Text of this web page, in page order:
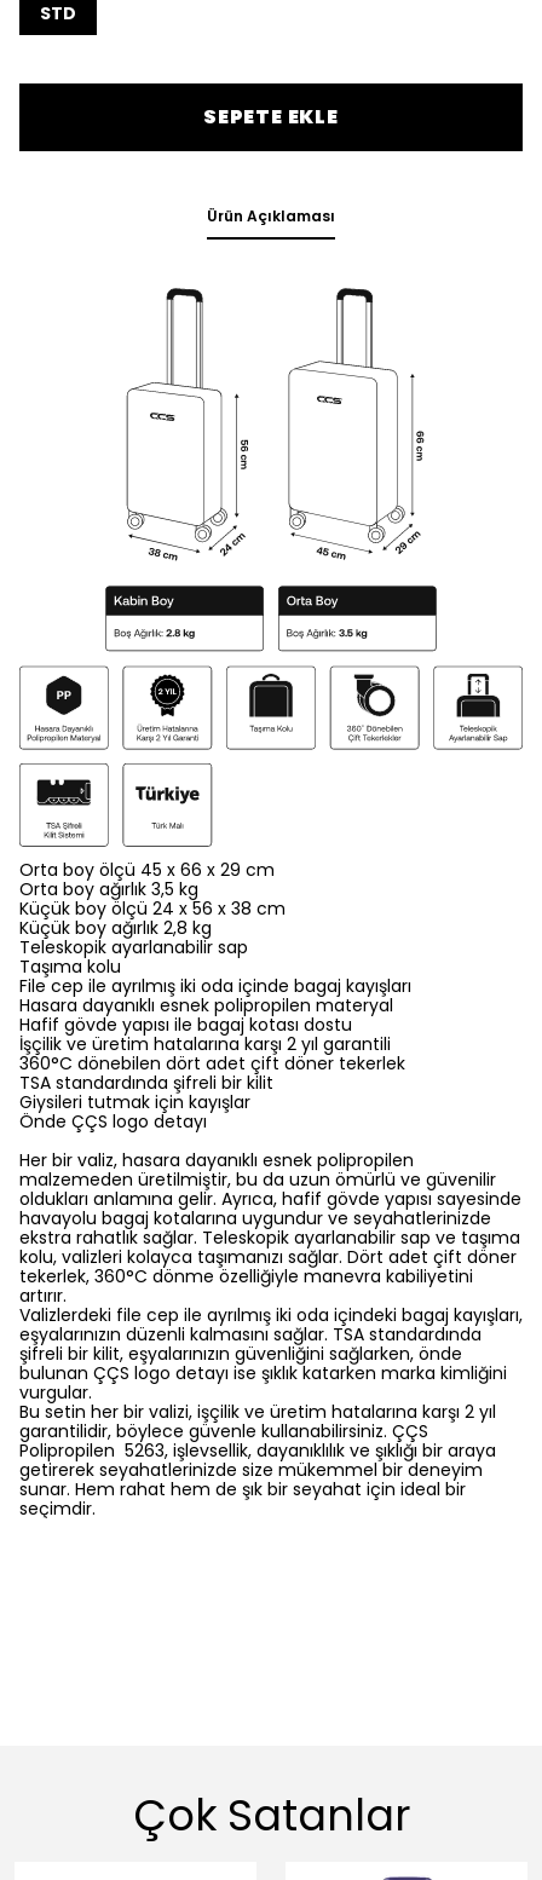
STD
SEPETE EKLE
Ürün Açıklaması
Orta boy ölçü 45 x 66 x 29 cm
Orta boy ağırlık 3,5 kg
Küçük boy ölçü 24 x 56 x 38 cm
Küçük boy ağırlık 2,8 kg
Teleskopik ayarlanabilir sap
Taşıma kolu
File cep ile ayrılmış iki oda içinde bagaj kayışları
Hasara dayanıklı esnek polipropilen materyal
Hafif gövde yapısı ile bagaj kotası dostu
İşçilik ve üretim hatalarına karşı 2 yıl garantili
360°C dönebilen dört adet çift döner tekerlek
TSA standardında şifreli bir kilit
Giysileri tutmak için kayışlar
Önde ÇÇS logo detayı
Her bir valiz, hasara dayanıklı esnek polipropilen
malzemeden üretilmiştir, bu da uzun ömürlü ve güvenilir
oldukları anlamına gelir. Ayrıca, hafif gövde yapısı sayesinde
havayolu bagaj kotalarına uygundur ve seyahatlerinizde
ekstra rahatlık sağlar. Teleskopik ayarlanabilir sap ve taşıma
kolu, valizleri kolayca taşımanızı sağlar. Dört adet çift döner
tekerlek, 360°C dönme özelliğiyle manevra kabiliyetini
artırır.
Valizlerdeki file cep ile ayrılmış iki oda içindeki bagaj kayışları,
eşyalarınızın düzenli kalmasını sağlar. TSA standardında
şifreli bir kilit, eşyalarınızın güvenliğini sağlarken, önde
bulunan ÇÇS logo detayı ise şıklık katarken marka kimliğini
vurgular.
Bu setin her bir valizi, işçilik ve üretim hatalarına karşı 2 yıl
garantilidir, böylece güvenle kullanabilirsiniz. ÇÇS
Polipropilen 5263, işlevsellik, dayanıklılık ve şıklığı bir araya
getirerek seyahatlerinizde size mükemmel bir deneyim
sunar. Hem rahat hem de şık bir seyahat için ideal bir
seçimdir.
Çok Satanlar